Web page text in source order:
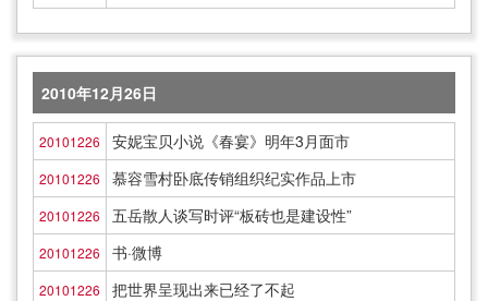
2010年12月26日
20101226 安妮宝贝小说《春宴》明年3月面市
20101226 慕容雪村卧底传销组织纪实作品上市
20101226 五岳散人谈写时评“板砖也是建设性”
20101226 书·微博
20101226 把世界呈现出来已经了不起